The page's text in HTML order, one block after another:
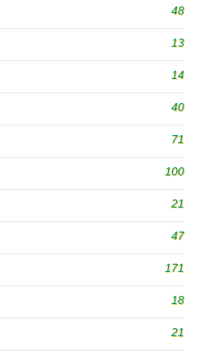
48
13
14
40
71
100
21
47
171
18
21